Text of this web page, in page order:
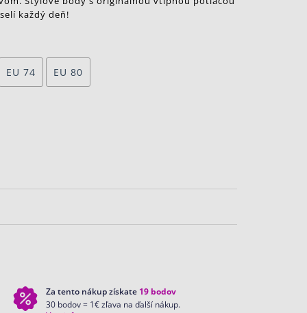
každý deň!
EU 74 EU 80
Za tento nákup získate 19bodov
30 bodov = 1€ zľava na ďalší nákup.